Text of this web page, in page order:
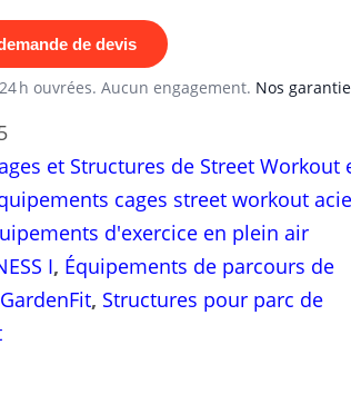
de devis
h ouvrées. Aucun engagement. Nos
et Structures de Street Workout
cages street workout
d'exercice en plein air
I, Équipements de parcours de
, Structures pour parc de